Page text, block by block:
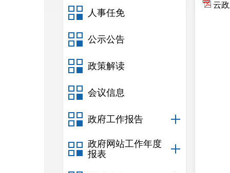
人事任免
公示公告
政策解读
会议信息
政府工作报告
政府网站工作年度
报表
云